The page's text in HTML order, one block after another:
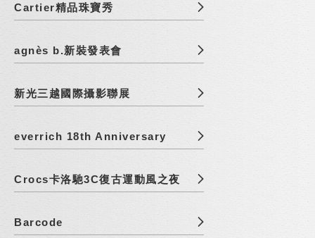
Cartier精品珠寶秀
agnès b.新裝發表會
新光三越國際攝影聯展
everrich 18th Anniversary
Crocs卡洛馳3C復古運動風之夜
Barcode